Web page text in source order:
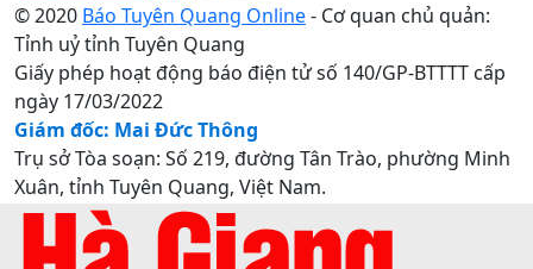
© 2020 Báo Tuyên Quang Online- Cơ quan chủ quản:
Tỉnh uỷ tỉnh Tuyên Quang
Giấy phép hoạt động báo điện tử số 140/GP-BTTTT cấp
ngày 17/03/2022
Giám đốc: Mai Đức Thông
Trụ sở Tòa soạn: Số 219, đường Tân Trào, phường Minh
Xuân, tỉnh Tuyên Quang, Việt Nam.
Điện thoại: 0207.3822820 - 0207.3817155 / Fax:
0207.3822821 - Email: